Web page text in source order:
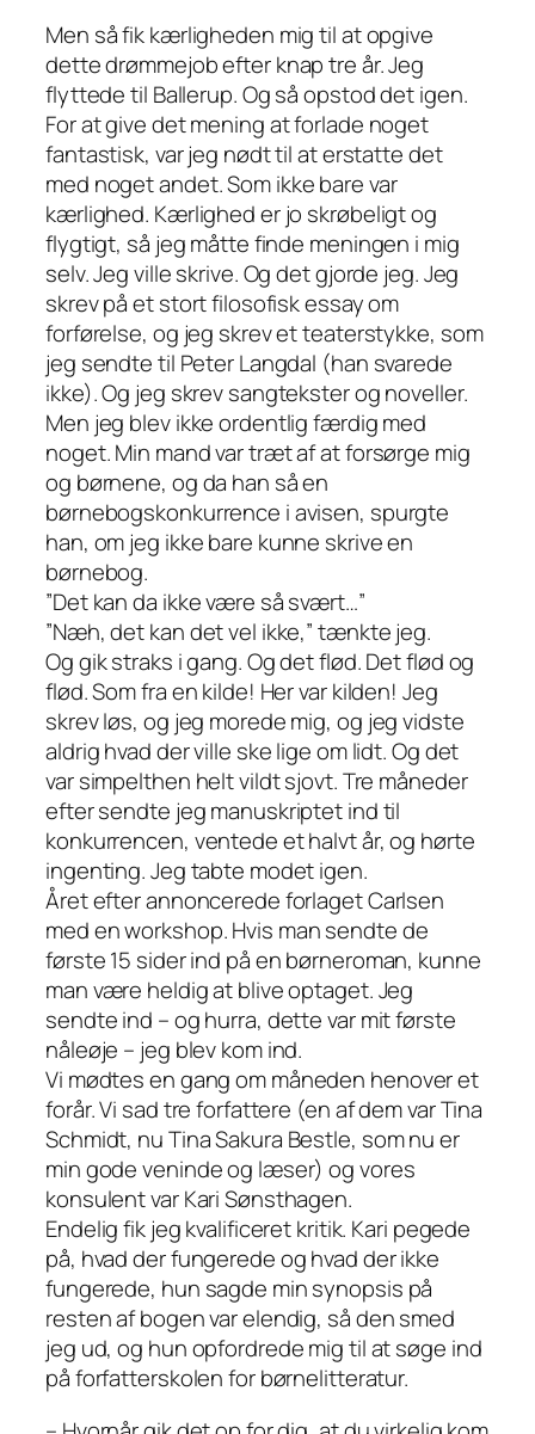
Men så fik kærligheden mig til at opgive
dette drømmejob efter knap tre år. Jeg
flyttede til Ballerup. Og så opstod det igen.
For at give det mening at forlade noget
fantastisk, var jeg nødt til at erstatte det
med noget andet. Som ikke bare var
kærlighed. Kærlighed er jo skrøbeligt og
flygtigt, så jeg måtte finde meningen i mig
selv. Jeg ville skrive. Og det gjorde jeg. Jeg
skrev på et stort filosofisk essay om
forførelse, og jeg skrev et teaterstykke, som
jeg sendte til Peter Langdal (han svarede
ikke). Og jeg skrev sangtekster og noveller.
Men jeg blev ikke ordentlig færdig med
noget. Min mand var træt af at forsørge mig
og børnene, og da han så en
børnebogskonkurrence i avisen, spurgte
han, om jeg ikke bare kunne skrive en
børnebog.
”Det kan da ikke være så svært…”
”Næh, det kan det vel ikke,” tænkte jeg.
Og gik straks i gang. Og det flød. Det flød og
flød. Som fra en kilde! Her var kilden! Jeg
skrev løs, og jeg morede mig, og jeg vidste
aldrig hvad der ville ske lige om lidt. Og det
var simpelthen helt vildt sjovt. Tre måneder
efter sendte jeg manuskriptet ind til
konkurrencen, ventede et halvt år, og hørte
ingenting. Jeg tabte modet igen.
Året efter annoncerede forlaget Carlsen
med en workshop. Hvis man sendte de
første 15 sider ind på en børneroman, kunne
man være heldig at blive optaget. Jeg
sendte ind – og hurra, dette var mit første
nåleøje – jeg blev kom ind.
Vi mødtes en gang om måneden henover et
forår. Vi sad tre forfattere (en af dem var Tina
Schmidt, nu Tina Sakura Bestle, som nu er
min gode veninde og læser) og vores
konsulent var Kari Sønsthagen.
Endelig fik jeg kvalificeret kritik. Kari pegede
på, hvad der fungerede og hvad der ikke
fungerede, hun sagde min synopsis på
resten af bogen var elendig, så den smed
jeg ud, og hun opfordrede mig til at søge ind
på forfatterskolen for børnelitteratur.